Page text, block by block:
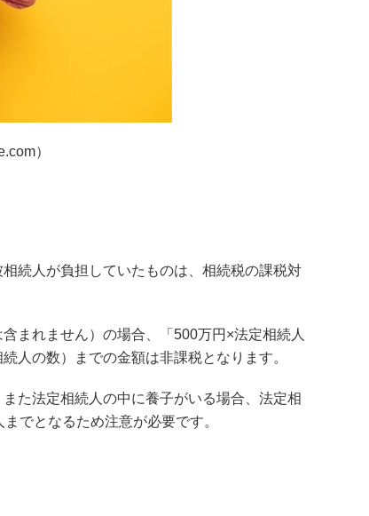
）
続人が負担していたものは、相続税の課税対
まれません）の場合、「500万円×法定相続人
人の数）までの金額は非課税となります。
た法定相続人の中に養子がいる場合、法定相
でとなるため注意が必要です。